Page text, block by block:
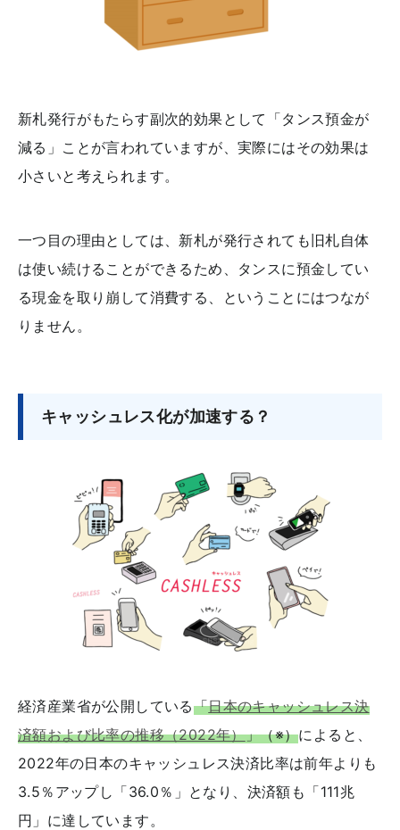
新札発行がもたらす副次的効果として「タンス預金が
減る」ことが言われていますが、実際にはその効果は
小さいと考えられます。
一つ目の理由としては、新札が発行されても旧札自体
は使い続けることができるため、タンスに預金してい
る現金を取り崩して消費する、ということにはつなが
りません。
キャッシュレス化が加速する？
経済産業省が公開している「日本のキャッシュレス決
済額および比率の推移（2022年）」（※）によると、
2022年の日本のキャッシュレス決済比率は前年よりも
3.5％アップし「36.0％」となり、決済額も「111兆
円」に達しています。